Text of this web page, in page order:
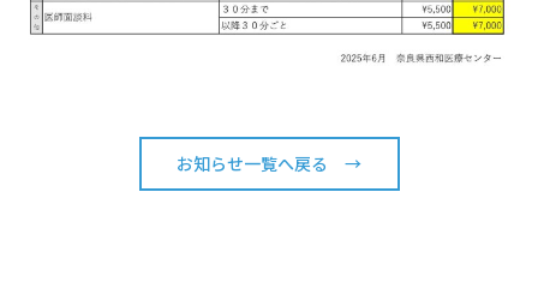
お知らせ一覧へ戻る →